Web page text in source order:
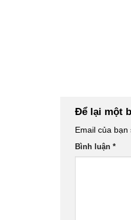
Để lại một
Email của
Bình luận *